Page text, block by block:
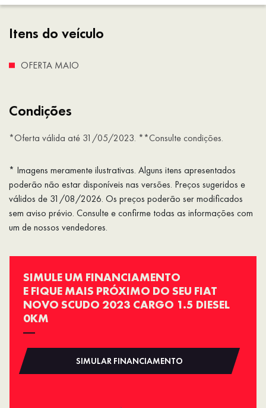
Itens do veículo
OFERTA MAIO
Condições
*Oferta válida até 31/05/2023. **Consulte condições.
* Imagens meramente ilustrativas. Alguns itens apresentados
poderão não estar disponíveis nas versões. Preços sugeridos e
válidos de 31/08/2026. Os preços poderão ser modificados
sem aviso prévio. Consulte e confirme todas as informações com
um de nossos vendedores.
SIMULE UM FINANCIAMENTO
E FIQUE MAIS PRÓXIMO DO SEU FIAT
NOVO SCUDO 2023 CARGO 1.5 DIESEL
0KM
SIMULAR FINANCIAMENTO